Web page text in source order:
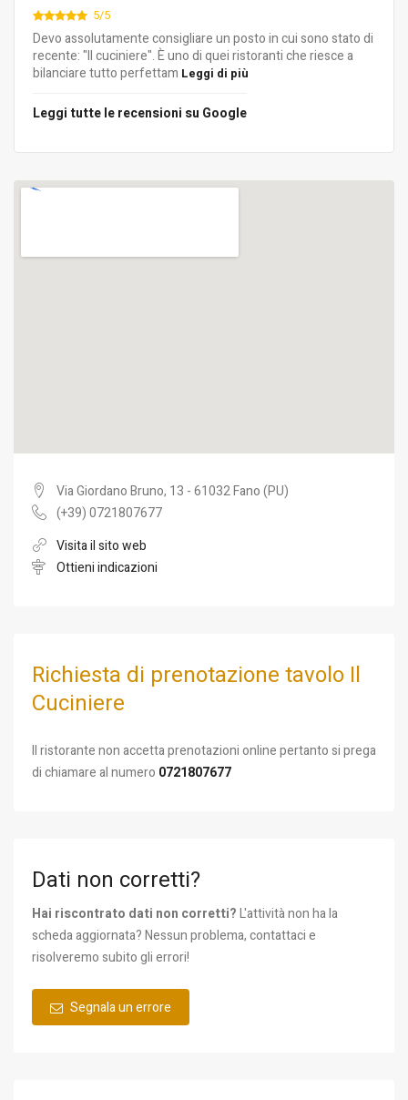
5/5
Devo assolutamente consigliare un posto in cui sono stato di
recente: "Il cuciniere". È uno di quei ristoranti che riesce a
bilanciare tutto perfettam Leggi di più
Leggi tutte le recensioni su Google
Via Giordano Bruno, 13 - 61032 Fano (PU)
(+39) 0721807677
Visita il sito web
Ottieni indicazioni
Richiesta di prenotazione tavolo Il
Cuciniere
Il ristorante non accetta prenotazioni online pertanto si prega
di chiamare al numero 0721807677
Dati non corretti?
Hai riscontrato dati non corretti?L'attività non ha la
scheda aggiornata? Nessun problema, contattaci e
risolveremo subito gli errori!
Segnala un errore